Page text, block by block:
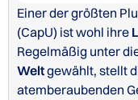
Einer der größten
(CapU) ist wohl ihre
Regelmäßig unter
Weltgewählt, stellt
atemberaubenden